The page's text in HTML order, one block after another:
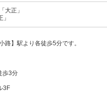
「大正」
」
路】駅より各徒歩5分です。
歩3分
3F